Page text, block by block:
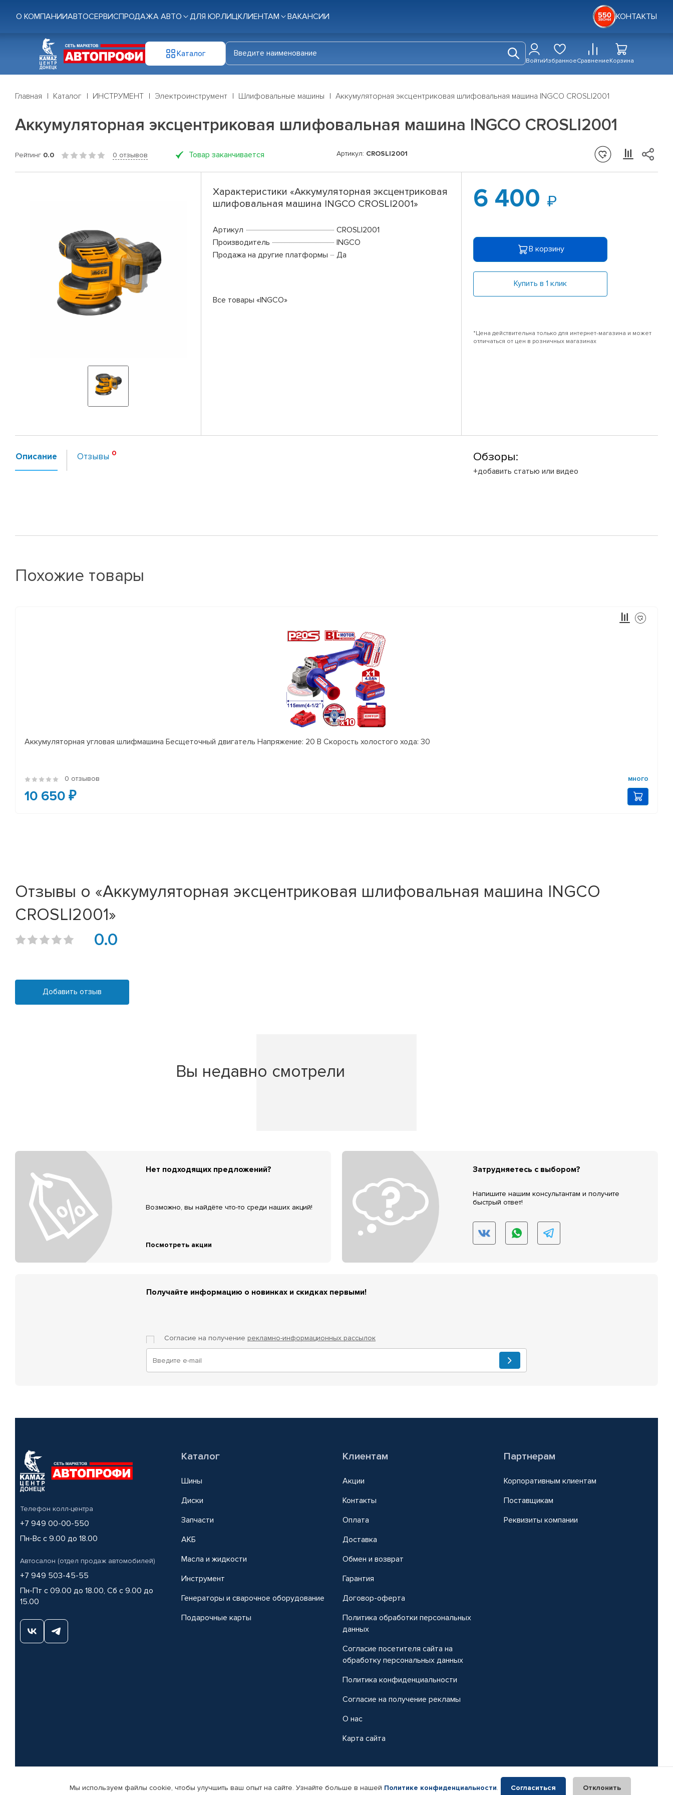
О КОМПАНИИАВТОСЕРВИСПРОДАЖА АВТО ДЛЯ ЮР.ЛИЦКЛИЕНТАМ ВАКАНСИИ КОНТАКТЫ
Каталог
ВойтиИзбранноеСравнениеКорзина
Главная Каталог ИНСТРУМЕНТ Электроинструмент Шлифовальные машины Аккумуляторная эксцентриковая шлифовальная машина INGCO CROSLI2001
Аккумуляторная эксцентриковая шлифовальная машина INGCO CROSLI2001
Рейтинг 0.0 0 отзывов Товар заканчивается Артикул: CROSLI2001
Характеристики «Аккумуляторная эксцентриковая
шлифовальная машина INGCO CROSLI2001»
Артикул
CROSLI2001
Производитель
INGCO
Продажа на другие платформы
Да
Все товары «INGCO»
6 400
В корзину
Купить в 1 клик
*Цена действительна только для интернет-магазина и может
отличаться от цен в розничных магазинах
Описание Отзывы Обзоры:
+добавить статью или видео
Похожие товары
Аккумуляторная угловая шлифмашина Бесщеточный двигатель Напряжение: 20 В Скорость холостого хода: 30
0 отзывов много
10 650 ₽
Отзывы о «Аккумуляторная эксцентриковая шлифовальная машина INGCO
CROSLI2001»
0.0
Добавить отзыв
Вы недавно смотрели
Нет подходящих предложений?
Возможно, вы найдёте что-то среди наших акций!
Посмотреть акции
Затрудняетесь с выбором?
Напишите нашим консультантам и получите
быстрый ответ!
Получайте информацию о новинках и скидках первыми!
Согласие на получение рекламно-информационных рассылок
Телефон колл-центра
+7 949 00-00-550
Пн-Вс с 9.00 до 18.00
Автосалон (отдел продаж автомобилей)
+7 949 503-45-55
Пн-Пт с 09.00 до 18.00, Сб с 9.00 до
15.00
Каталог
Шины
Диски
Запчасти
АКБ
Масла и жидкости
Инструмент
Генераторы и сварочное оборудование
Подарочные карты
Клиентам
Акции
Контакты
Оплата
Доставка
Обмен и возврат
Гарантия
Договор-оферта
Политика обработки персональных
данных
Согласие посетителя сайта на
обработку персональных данных
Политика конфиденциальности
Согласие на получение рекламы
О нас
Карта сайта
Партнерам
Корпоративным клиентам
Поставщикам
Реквизиты компании
© КАМАЗ ЦЕНТР ДОНЕЦК, 2015-2026. Все права защищены. Интернет-магазин автомобильных товаров Автопрофи.
Мы используем файлы cookie, чтобы улучшить ваш опыт на сайте. Узнайте больше в нашей Политике конфиденциальности. Согласиться Отклонить